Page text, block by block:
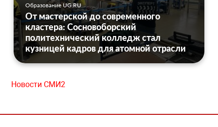
Образование UG.RU
От мастерской до современного
кластера: Сосновоборский
политехнический колледж стал
кузницей кадров для атомной отрасли
Новости СМИ2